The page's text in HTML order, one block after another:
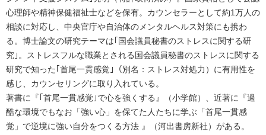
心理師や精神保健福祉士などを保有。カウンセラーとして約1万人の
相談に対応し、中央官庁や自治体のメンタルヘルス対策にも携わ
る。博士論文の研究テーマは｢国会議員秘書のストレスに関する研
究｣。ストレスフルな職業とされる国会議員秘書のストレスに関する
研究で知った｢首尾一貫感覚｣（別名：ストレス対処力）に有用性を
感じ、カウンセリングに取り入れている。
著書に『｢首尾一貫感覚｣で心を強くする』（小学館）、近著に『過
酷な環境でもなお「強い心」を保てた人たちに学ぶ「首尾一貫感
覚」で逆境に強い自分をつくる方法 』（河出書房新社）がある。